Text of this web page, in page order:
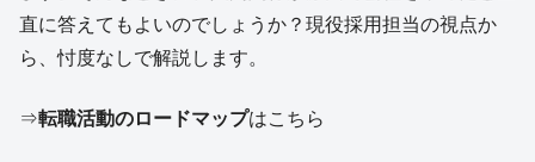
直に答えてもよいのでしょうか？現役採用担当の視点か
ら、忖度なしで解説します。
⇒転職活動のロードマップはこちら